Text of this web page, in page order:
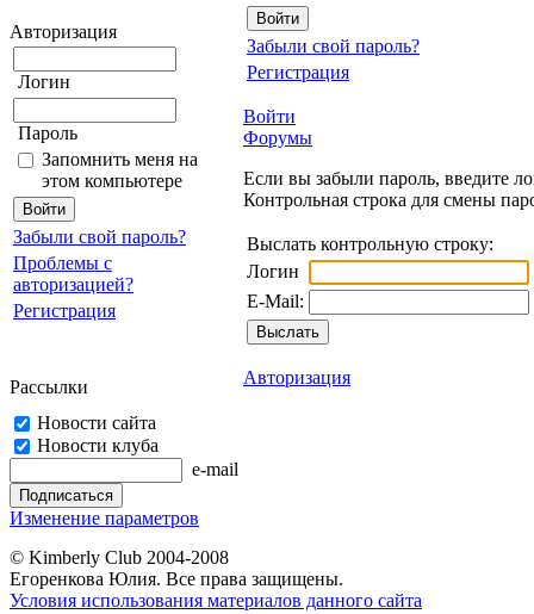
Авторизация
Логин
Пароль
Запомнить меня на
этом компьютере
Забыли свой пароль?
Проблемы с
авторизацией?
Регистрация
Рассылки
Новости сайта
Новости клуба
e-mail
Изменение параметров
Забыли свой пароль?
Регистрация
Войти
Форумы
Если вы забыли пароль, введите
Контрольная строка для смены
Выслать контрольную строку:
Логин
E-Mail:
Авторизация
© Kimberly Club 2004-2008
Егоренкова Юлия. Все права защищены.
Условия использования материалов данного сайта